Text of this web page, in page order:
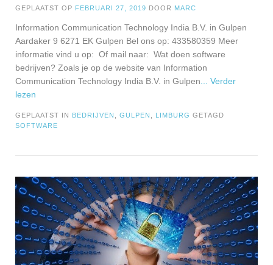
GEPLAATST OP FEBRUARI 27, 2019 DOOR MARC
Information Communication Technology India B.V. in Gulpen
Aardaker 9 6271 EK Gulpen Bel ons op: 433580359 Meer
informatie vind u op: Of mail naar: Wat doen software
bedrijven? Zoals je op de website van Information
Communication Technology India B.V. in Gulpen... Verder
lezen
GEPLAATST IN BEDRIJVEN , GULPEN , LIMBURG GETAGD
SOFTWARE